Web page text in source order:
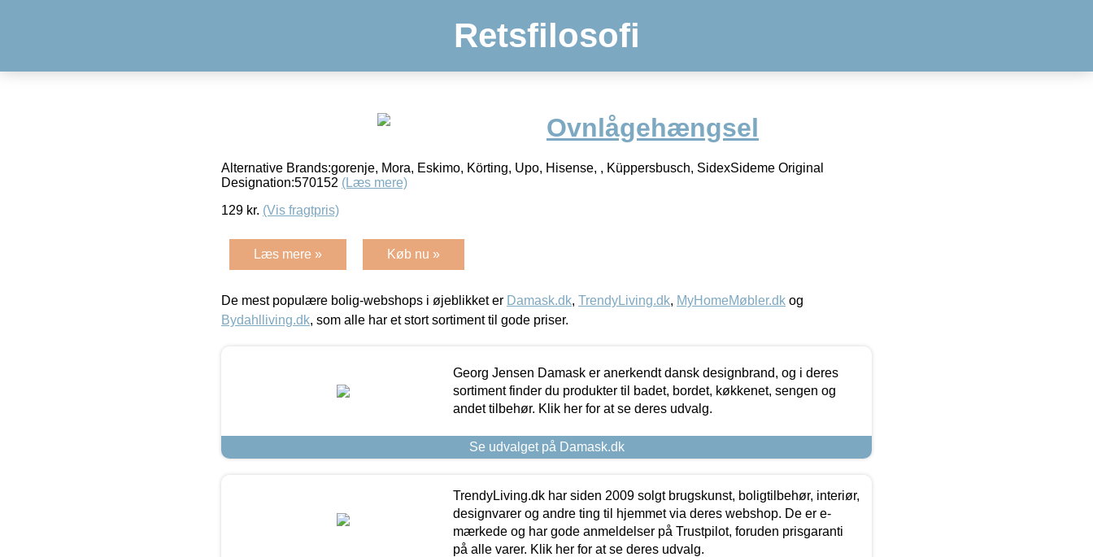
Retsfilosofi
Ovnlågehængsel
Alternative Brands:gorenje, Mora, Eskimo, Körting, Upo, Hisense, , Küppersbusch, SidexSideme Original
Designation:570152 (Læs mere)
129 kr. (Vis fragtpris)
Læs mere » Køb nu »
De mest populære bolig-webshops i øjeblikket er Damask.dk, TrendyLiving.dk, MyHomeMøbler.dk og
Bydahlliving.dk, som alle har et stort sortiment til gode priser.
Georg Jensen Damask er anerkendt dansk designbrand, og i deres
sortiment finder du produkter til badet, bordet, køkkenet, sengen og
andet tilbehør. Klik her for at se deres udvalg.
Se udvalget på Damask.dk
TrendyLiving.dk har siden 2009 solgt brugskunst, boligtilbehør, interiør,
designvarer og andre ting til hjemmet via deres webshop. De er e-
mærkede og har gode anmeldelser på Trustpilot, foruden prisgaranti
på alle varer. Klik her for at se deres udvalg.